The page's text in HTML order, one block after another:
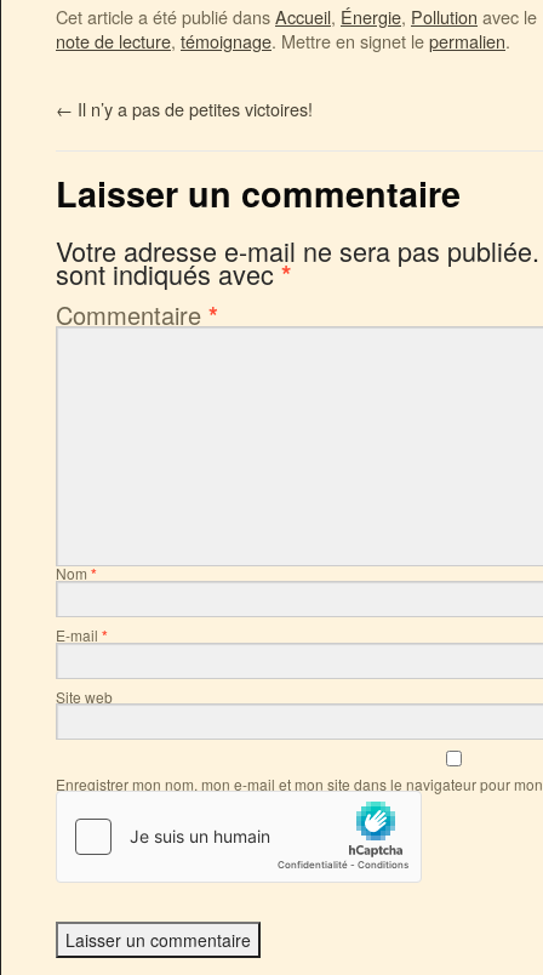
Cet article a été publié dansAccueil, Énergie, Pollution avec
note de lecture, témoignage. Mettre en signet lepermalien.
← Il n’y a pas de petites victoires!
Laisser un commentaire
Votre adresse e-mail ne sera pas publiée.
sont indiqués avec*
Commentaire *
Nom*
E-mail *
Site web
Enregistrer mon nom, mon e-mail et mon site dans le navigateur pour